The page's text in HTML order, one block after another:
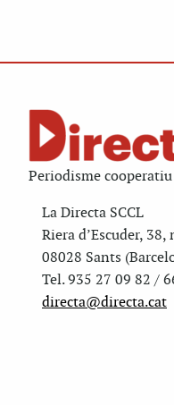
Periodisme
La Directa SCCL
Riera d’Escuder,
08028 Sants
Tel. 935 27 09 82 /
directa@directa.cat